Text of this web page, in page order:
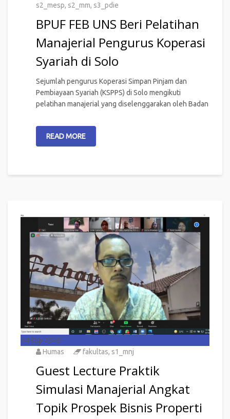
s2_mesp, s2_mm, s3_pdie
BPUF FEB UNS Beri Pelatihan
Manajerial Pengurus Koperasi
Syariah di Solo
Sejumlah pengurus Koperasi Simpan Pinjam dan
Pembiayaan Syariah (KSPPS) di Solo mengikuti
pelatihan manajerial yang diselenggarakan oleh Badan
READ MORE
24 Sep 2026
Humas
fakultas, s1_mnj
Guest Lecture Praktik
Simulasi Manajerial Angkat
Topik Prospek Bisnis Properti